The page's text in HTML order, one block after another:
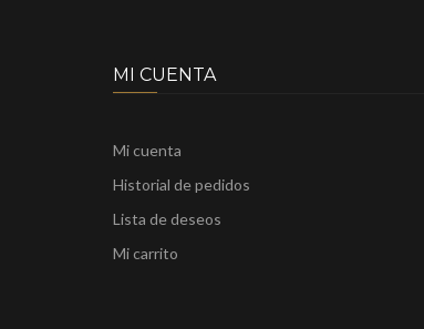
MI CUENTA
Mi cuenta
Historial de pedidos
Lista de deseos
Mi carrito